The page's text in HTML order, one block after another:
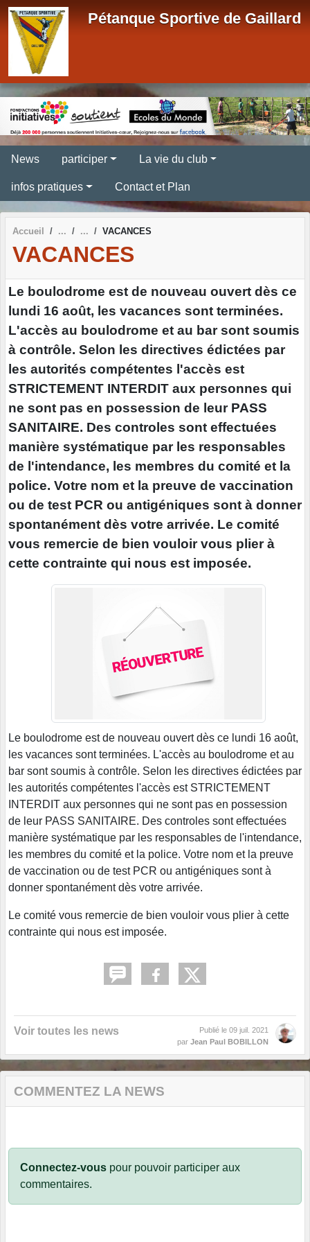
Pétanque Sportive de Gaillard
News participer La vie du club
infos pratiques Contact et Plan
Accueil VACANCES
VACANCES
Le boulodrome est de nouveau ouvert dès ce
lundi 16 août, les vacances sont terminées.
L'accès au boulodrome et au bar sont soumis
à contrôle. Selon les directives édictées par
les autorités compétentes l'accès est
STRICTEMENT INTERDIT aux personnes qui
ne sont pas en possession de leur PASS
SANITAIRE. Des controles sont effectuées
manière systématique par les responsables
de l'intendance, les membres du comité et la
police. Votre nom et la preuve de vaccination
ou de test PCR ou antigéniques sont à donner
spontanément dès votre arrivée. Le comité
vous remercie de bien vouloir vous plier à
cette contrainte qui nous est imposée.
Le boulodrome est de nouveau ouvert dès ce lundi 16 août,
les vacances sont terminées. L'accès au boulodrome et au
bar sont soumis à contrôle. Selon les directives édictées par
les autorités compétentes l'accès est STRICTEMENT
INTERDIT aux personnes qui ne sont pas en possession
de leur PASS SANITAIRE. Des controles sont effectuées
manière systématique par les responsables de l'intendance,
les membres du comité et la police. Votre nom et la preuve
de vaccination ou de test PCR ou antigéniques sont à
donner spontanément dès votre arrivée.
Le comité vous remercie de bien vouloir vous plier à cette
contrainte qui nous est imposée.
Voir toutes les news Publié le 09 juil. 2021
par Jean Paul BOBILLON
COMMENTEZ LA NEWS
Connectez-vous pour pouvoir participer aux
commentaires.
Panneau de gestion des cookies